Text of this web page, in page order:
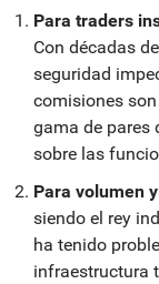
Para traders
Con décadas
seguridad
comisiones
gama de pares
sobre las
Para volumen
siendo el rey
ha tenido
infraestructura